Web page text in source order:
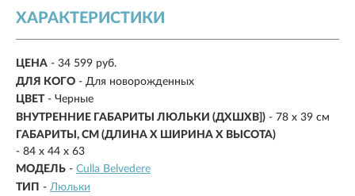
ХАРАКТЕРИСТИКИ
ЦЕНА - 34 599 руб.
ДЛЯ КОГО - Для новорожденных
ЦВЕТ - Черные
ВНУТРЕННИЕ ГАБАРИТЫ ЛЮЛЬКИ (ДХШXB]) - 78 х 39 см
ГАБАРИТЫ, СМ (ДЛИНА X ШИРИНА X ВЫСОТА)
- 84 х 44 x 63
МОДЕЛЬ - Culla Belvedere
ТИП - Люльки